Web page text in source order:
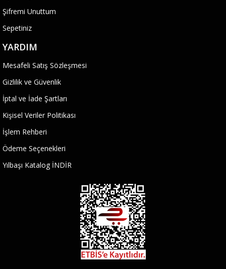
Şifremi Unuttum
Sepetiniz
YARDIM
Mesafeli Satış Sözleşmesi
Gizlilik ve Güvenlik
İptal ve İade Şartları
Kişisel Veriler Politikası
İşlem Rehberi
Ödeme Seçenekleri
Yılbaşı Katalog İNDİR